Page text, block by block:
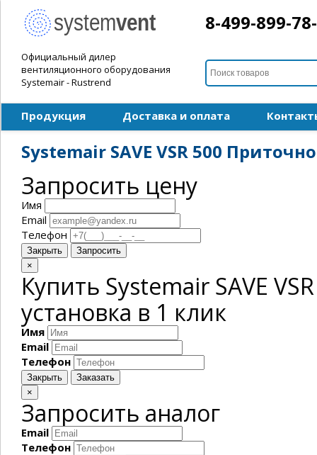
Официальный дилер
вентиляционного оборудования
Systemair - Rustrend
8-499-899-
Продукция Доставка и оплата
Systemair SAVE VSR 500
Запросить цену
Имя
Email
Телефон
Закрыть
Запросить
×
Купить Systemair SAVE
установка в 1 клик
Имя
Email
Телефон
Закрыть
Заказать
×
Запросить аналог
Email
Телефон